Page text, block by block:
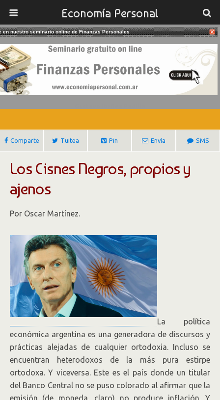
Economía Personal
12/04/2018
La Economía Argentina Y El Peligro
De Los Cisnes Negros
Comparte Tuitea Pin Envía SMS
Los Cisnes Negros, propios y
ajenos
Por Oscar Martínez.
La política
económica argentina es una generadora de discursos y
prácticas alejadas de cualquier ortodoxia. Incluso se
encuentran heterodoxos de la más pura estirpe
ortodoxa. Y viceversa. Este es el país donde un titular
del Banco Central no se puso colorado al afirmar que la
emisión (de moneda, claro) no produce inflación. Y
en nuestro seminario online de Finanzas Personales